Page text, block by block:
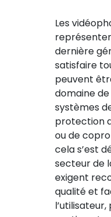
Les
dernière
satisfaire
peuvent
domaine
systèmes
protection
ou de
cela s’est
secteur de
exigent
qualité et